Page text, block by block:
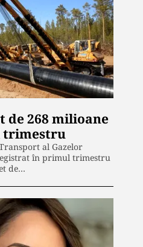
de 268 milioane
trimestru
al Gazelor
în primul trimestru
de…